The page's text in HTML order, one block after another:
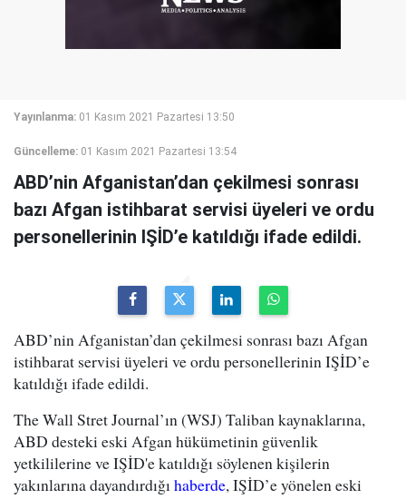
Yayınlanma: 01 Kasım 2021 Pazartesi 13:50
Güncelleme: 01 Kasım 2021 Pazartesi 13:54
ABD’nin Afganistan’dan çekilmesi sonrası
bazı Afgan istihbarat servisi üyeleri ve ordu
personellerinin IŞİD’e katıldığı ifade edildi.
ABD’nin Afganistan’dan çekilmesi sonrası bazı Afgan
istihbarat servisi üyeleri ve ordu personellerinin IŞİD’e
katıldığı ifade edildi.
The Wall Stret Journal’ın (WSJ) Taliban kaynaklarına,
ABD desteki eski Afgan hükümetinin güvenlik
yetkililerine ve IŞİD'e katıldığı söylenen kişilerin
yakınlarına dayandırdığıhaberde, IŞİD’e yönelen eski